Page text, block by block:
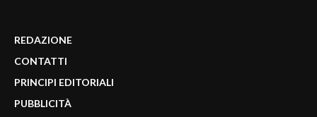
REDAZIONE
CONTATTI
PRINCIPI EDITORIALI
PUBBLICITÀ